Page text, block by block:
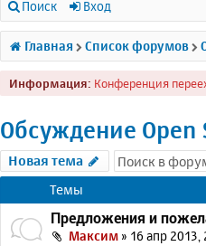
с
ы
л
к
Поиск Вход
Главная Список форумов
Информация: Конференция
Обсуждение Open
Новая тема
Темы
Предложения и
Максим» 16 апр 2013,